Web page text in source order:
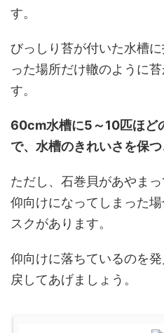
す。
びっしり苔が付いた水槽
った場所だけ轍のように
す。
60cm水槽に5～10匹ほど
で、水槽のきれいさを保つ
ただし、石巻貝があやま
仰向けになってしまった
スクがあります。
仰向けに落ちているのを
戻してあげましょう。